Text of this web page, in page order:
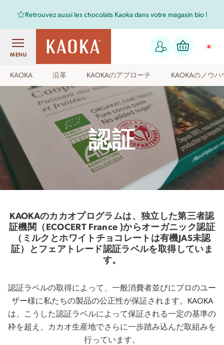
Retrouvez aussi les chocolats Kaoka dans votre magasin bio !
MENU
KAOKA 沿革 KAOKAのアプローチ KAOKAのノウハ
認証
KAOKAのカカオプログラムは、独立した第三者認
証機関（ECOCERT France )からオーガニック認証
（ミルクとホワイトチョコレートは有機JAS未認
証）とフェアトレード認証ラベルを取得していま
す。
認証ラベルの取得によって、一般消費者並びにプロのユー
ザー様に私たちの製品の公正性が保証されます。KAOKA
は、こうした認証ラベルによって保証される一定の基準の
枠を超え、カカオ生産地でさらに一歩踏み込んだ取組みを
行っています。